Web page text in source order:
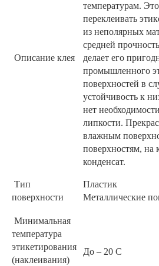
Описание клея
температурам.
переклеивать
из неполярных
средней
делает его
промышленного
поверхностей в
устойчивость к
нет
липкости.
влажным
поверхностям, на
конденсат.
Тип
поверхности
Пластик
Металлические
Минимальная
температура
этикетирования
(наклеивания)
До – 20 С